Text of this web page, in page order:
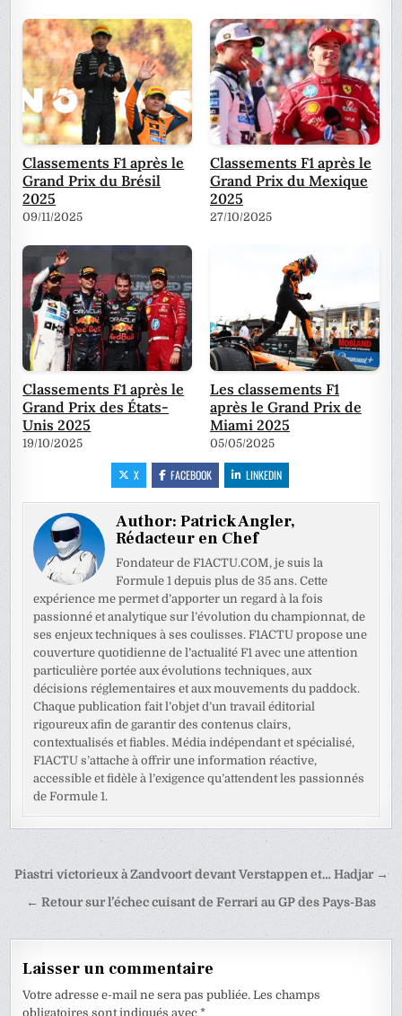
Classements F1 après le
Grand Prix du Brésil
2025
09/11/2025
Classements F1 après le
Grand Prix du Mexique
2025
27/10/2025
Classements F1 après le
Grand Prix des États-
Unis 2025
19/10/2025
Les classements F1
après le Grand Prix de
Miami 2025
05/05/2025
X FACEBOOK LINKEDIN
Author:Patrick Angler,
Rédacteur en Chef
Fondateur de F1ACTU.COM, je suis la
Formule 1 depuis plus de 35 ans. Cette
expérience me permet d’apporter un regard à la fois
passionné et analytique sur l’évolution du championnat, de
ses enjeux techniques à ses coulisses. F1ACTU propose une
couverture quotidienne de l’actualité F1 avec une attention
particulière portée aux évolutions techniques, aux
décisions réglementaires et aux mouvements du paddock.
Chaque publication fait l’objet d’un travail éditorial
rigoureux afin de garantir des contenus clairs,
contextualisés et fiables. Média indépendant et spécialisé,
F1ACTU s’attache à offrir une information réactive,
accessible et fidèle à l’exigence qu’attendent les passionnés
de Formule 1.
Navigation
de
Piastri victorieux à Zandvoort devant Verstappen et… Hadjar →
← Retour sur l’échec cuisant de Ferrari au GP des Pays-Bas
Laisser un commentaire
Votre adresse e-mail ne sera pas publiée. Les champs
obligatoires sont indiqués avec*